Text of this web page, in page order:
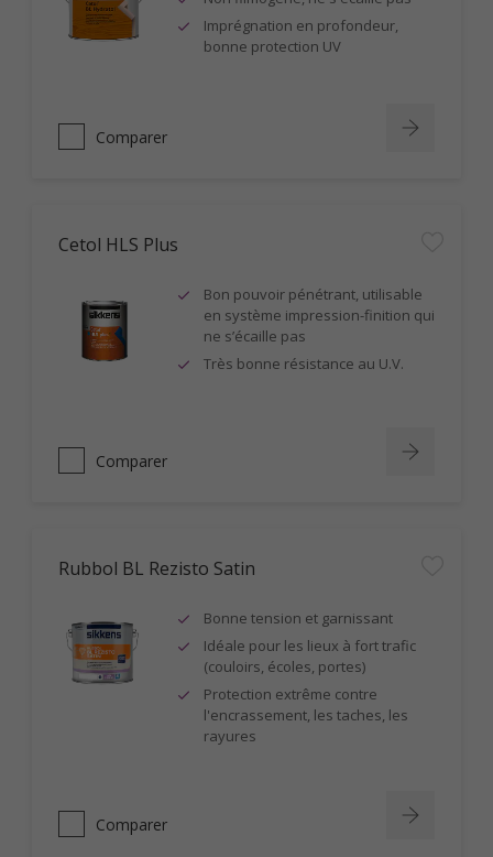
Imprégnation en profondeur,
bonne protection UV
Comparer
Cetol HLS Plus
Bon pouvoir pénétrant, utilisable
en système impression-finition qui
ne s’écaille pas
Très bonne résistance au U.V.
Comparer
Rubbol BL Rezisto Satin
Bonne tension et garnissant
Idéale pour les lieux à fort trafic
(couloirs, écoles, portes)
Protection extrême contre
l'encrassement, les taches, les
rayures
Comparer